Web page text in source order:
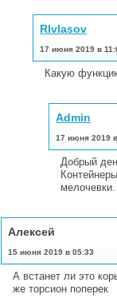
Rlvlasov
17 июня 2019 в
Какую
Admin
17 июня 2019
Добрый
мелочевки.
Алексей
15 июня 2019 в 05:33
А встанет ли это
же торсион поперек